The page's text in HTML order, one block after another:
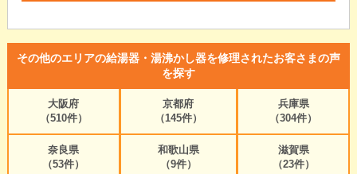
その他のエリアの給湯器・湯沸かし器を修理されたお客さまの声
を探す
大阪府
（510件）
京都府
（145件）
兵庫県
（304件）
奈良県
（53件）
和歌山県
（9件）
滋賀県
（23件）